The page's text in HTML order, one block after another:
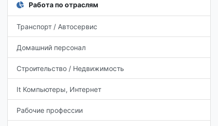
Работа по отраслям
Транспорт / Автосервис
Домашний персонал
Строительство / Недвижимость
It Компьютеры, Интернет
Рабочие профессии